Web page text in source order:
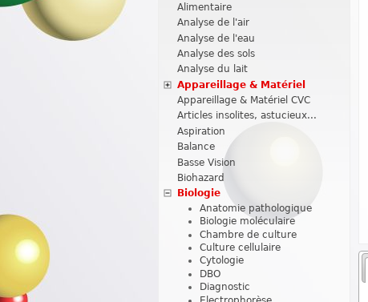
Alimentaire
Analyse de l'air
Analyse de l'eau
Analyse des sols
Analyse du lait
Appareillage & Matériel
Appareillage & Matériel CVC
Articles insolites, astucieux...
Aspiration
Balance
Basse Vision
Biohazard
Biologie
Anatomie pathologique
Biologie moléculaire
Chambre de culture
Culture cellulaire
Cytologie
DBO
Diagnostic